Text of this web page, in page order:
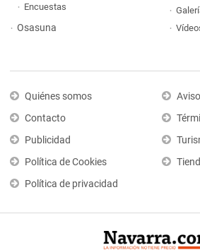
Encuestas
Osasuna
Quiénes somos
Contacto
Publicidad
Política de Cookies
Política de privacidad